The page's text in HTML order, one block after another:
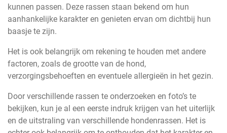
kunnen passen. Deze rassen staan bekend om hun
aanhankelijke karakter en genieten ervan om dichtbij hun
baasje te zijn.
Het is ook belangrijk om rekening te houden met andere
factoren, zoals de grootte van de hond,
verzorgingsbehoeften en eventuele allergieën in het gezin.
Door verschillende rassen te onderzoeken en foto’s te
bekijken, kun je al een eerste indruk krijgen van het uiterlijk
en de uitstraling van verschillende hondenrassen. Het is